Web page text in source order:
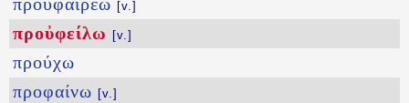
[v.]
προὐφείλω [v.]
προύχω
προφαίνω [v.]